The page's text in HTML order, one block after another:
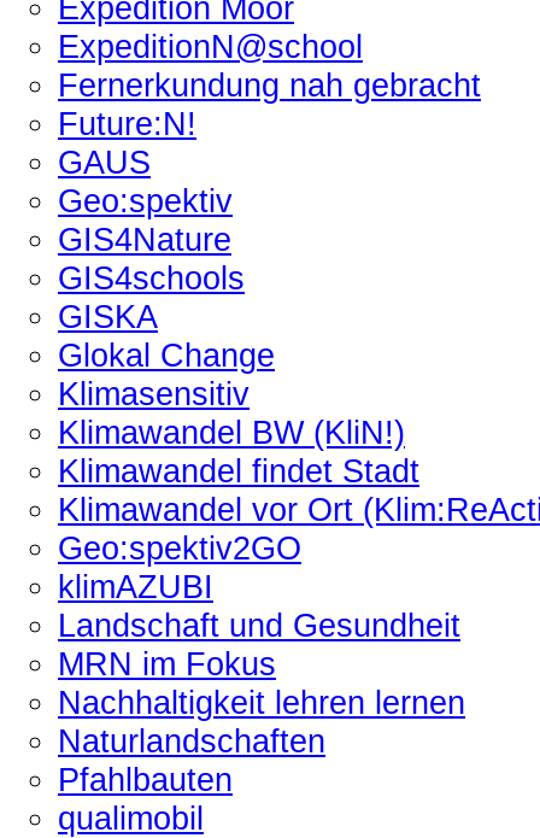
Expedition Moor
ExpeditionN@school
Fernerkundung nah gebracht
Future:N!
GAUS
Geo:spektiv
GIS4Nature
GIS4schools
GISKA
Glokal Change
Klimasensitiv
Klimawandel BW (KliN!)
Klimawandel findet Stadt
Klimawandel vor Ort
Geo:spektiv2GO
klimAZUBI
Landschaft und Gesundheit
MRN im Fokus
Nachhaltigkeit lehren lernen
Naturlandschaften
Pfahlbauten
qualimobil